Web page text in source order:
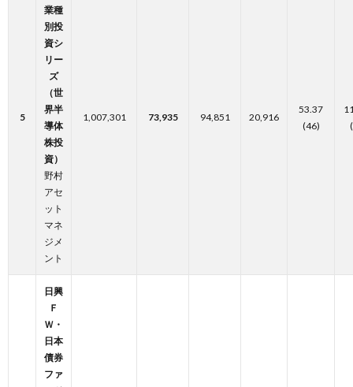
5
業種
別投
資シ
リー
ズ
（世
界半
導体
株投
資）
野村
アセ
ット
マネ
ジメ
ント
1,007,301 73,935 94,851 20,916
53.37
(46)
日興
Ｆ
Ｗ・
日本
債券
ファ